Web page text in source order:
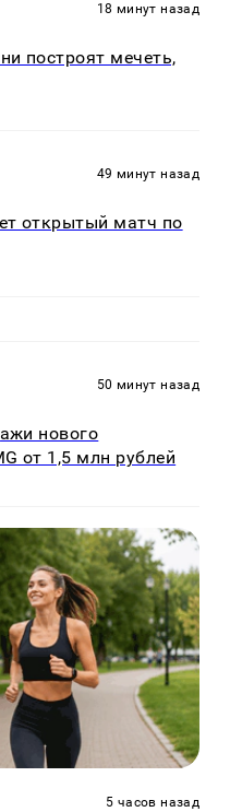
18 минут назад
построят мечеть,
49 минут назад
открытый матч по
50 минут назад
нового
от 1,5 млн рублей
5 часов назад